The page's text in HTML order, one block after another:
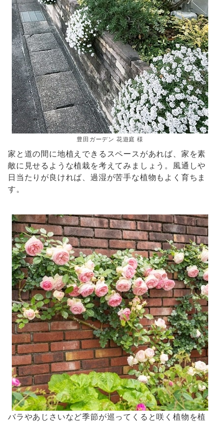
豊田ガーデン 花遊庭 様
家と道の間に地植えできるスペースがあれば、家を素
敵に見せるような植栽を考えてみましょう。風通しや
日当たりが良ければ、過湿が苦手な植物もよく育ちま
す。
バラやあじさいなど季節が巡ってくると咲く植物を植